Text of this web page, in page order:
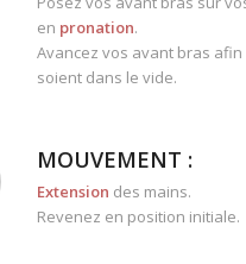
en pronation.
Avancez vos avant bras
soient dans le vide.
MOUVEMENT :
Extension des mains.
Revenez en position initiale.